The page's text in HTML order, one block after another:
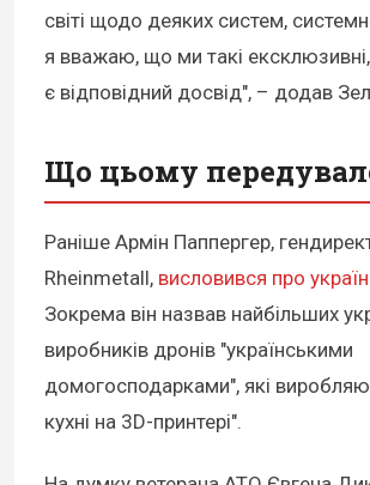
світі щодо деяких систем,
я вважаю, що ми такі ексклюзивні,
є відповідний досвід", – додав
Що цьому
Раніше Армін Паппергер,
Rheinmetall, висловився про
Зокрема він назвав найбільших
виробників дронів "українськими
домогосподарками", які
кухні на 3D-принтері".